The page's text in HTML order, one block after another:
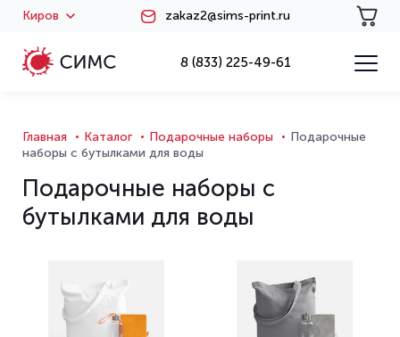
Киров zakaz2@sims-print.ru
8 (833) 225-49-61
Главная Каталог Подарочные наборы
Подарочные
наборы с бутылками для воды
Подарочные наборы с
бутылками для воды